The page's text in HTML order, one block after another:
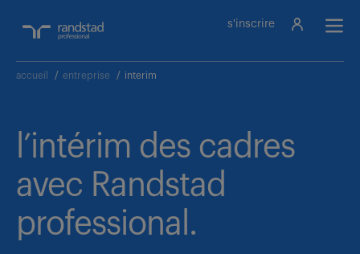
s'inscrire
accueil / entreprise / interim
l’intérim des cadres
avec Randstad
professional.